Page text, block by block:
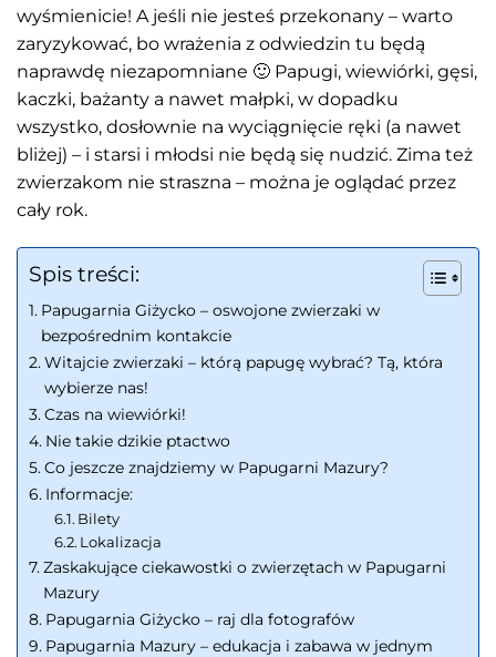
wyśmienicie! A jeśli nie jesteś przekonany – warto
zaryzykować, bo wrażenia z odwiedzin tu będą
naprawdę niezapomniane 🙂 Papugi, wiewiórki, gęsi,
kaczki, bażanty a nawet małpki, w dopadku
wszystko, dosłownie na wyciągnięcie ręki (a nawet
bliżej) – i starsi i młodsi nie będą się nudzić. Zima też
zwierzakom nie straszna – można je oglądać przez
cały rok.
Spis treści:
Papugarnia Giżycko – oswojone zwierzaki w
bezpośrednim kontakcie
Witajcie zwierzaki – którą papugę wybrać? Tą, która
wybierze nas!
Czas na wiewiórki!
Nie takie dzikie ptactwo
Co jeszcze znajdziemy w Papugarni Mazury?
Informacje:
Bilety
Lokalizacja
Zaskakujące ciekawostki o zwierzętach w Papugarni
Mazury
Papugarnia Giżycko – raj dla fotografów
Papugarnia Mazury – edukacja i zabawa w jednym